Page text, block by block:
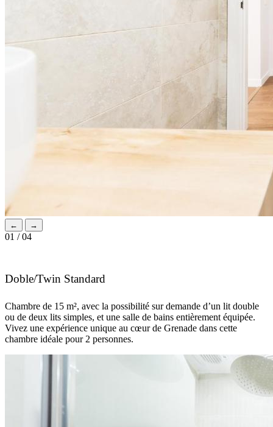
← →
01 / 04
Doble/Twin Standard
Chambre de 15 m², avec la possibilité sur demande d’un lit double
ou de deux lits simples, et une salle de bains entièrement équipée.
Vivez une expérience unique au cœur de Grenade dans cette
chambre idéale pour 2 personnes.